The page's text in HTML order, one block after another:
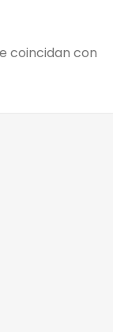
coincidan con